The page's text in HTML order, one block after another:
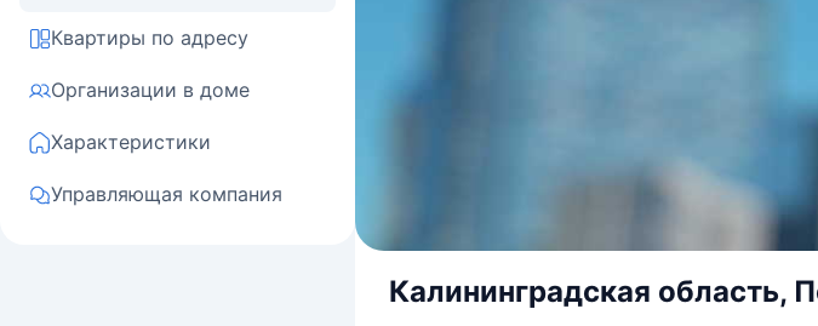
Квартиры по адресу
Организации в доме
Характеристики
Управляющая компания
Калининградская область,